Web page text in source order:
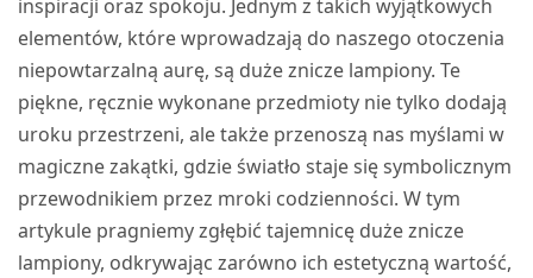
inspiracji oraz spokoju. Jednym z takich wyjątkowych
elementów, które wprowadzają do naszego otoczenia
niepowtarzalną aurę, są duże znicze lampiony. Te
piękne, ręcznie wykonane przedmioty nie tylko dodają
uroku przestrzeni, ale także przenoszą nas myślami w
magiczne zakątki, gdzie światło staje się symbolicznym
przewodnikiem przez mroki codzienności. W tym
artykule pragniemy zgłębić tajemnicę duże znicze
lampiony, odkrywając zarówno ich estetyczną wartość,